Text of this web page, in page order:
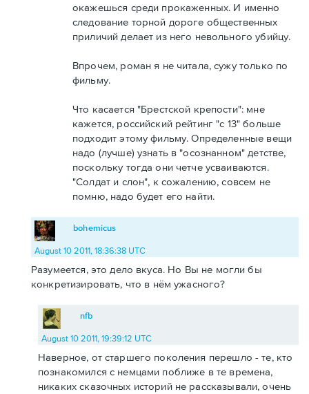
окажешься среди прокаженных. И именно
следование торной дороге общественных
приличий делает из него невольного убийцу.
Впрочем, роман я не читала, сужу только по
фильму.
Что касается "Брестской крепости": мне
кажется, российский рейтинг "с 13" больше
подходит этому фильму. Определенные вещи
надо (лучше) узнать в "осознанном" детстве,
поскольку тогда они четче усваиваются.
"Солдат и слон", к сожалению, совсем не
помню, надо будет его найти.
bohemicus
August 10 2011, 18:36:38 UTC
Разумеется, это дело вкуса. Но Вы не могли бы
конкретизировать, что в нём ужасного?
nfb
August 10 2011, 19:39:12 UTC
Наверное, от старшего поколения перешло - те, кто
познакомился с немцами поближе в те времена,
никаких сказочных историй не рассказывали, очень